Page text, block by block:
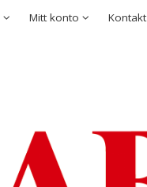
Mitt konto Kontakt